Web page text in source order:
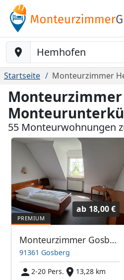
Baustelle-Location
Startseite Monteurzimmer
55 Monteurwohnungen
ab 18,00 €
Monteurzimmer Gosberg
91361 Gosberg
2-20 Pers.
13,28 km